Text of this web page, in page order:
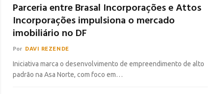
Parceria entre Brasal Incorporações e Attos
Incorporações impulsiona o mercado
imobiliário no DF
Por DAVI REZENDE
Iniciativa marca o desenvolvimento de empreendimento de alto
padrão na Asa Norte, com foco em…